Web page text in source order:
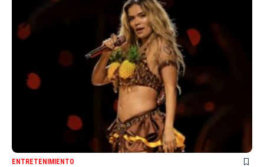
ENTRETENIMIENTO